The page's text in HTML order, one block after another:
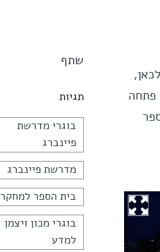
שתף
תגיות
בוגרי מדרשת
פיינברג
מדרשת פיינברג
בית הספר למחקר
בוגרי מכון ויצמן
למדע
פתחה